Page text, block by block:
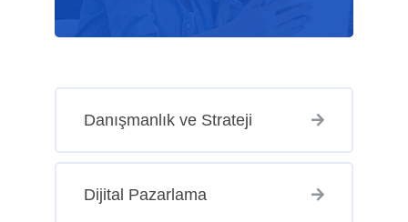
Danışmanlık ve Strateji
Dijital Pazarlama